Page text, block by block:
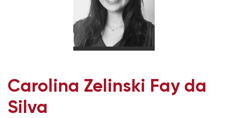
Carolina Zelinski Fay da
Silva